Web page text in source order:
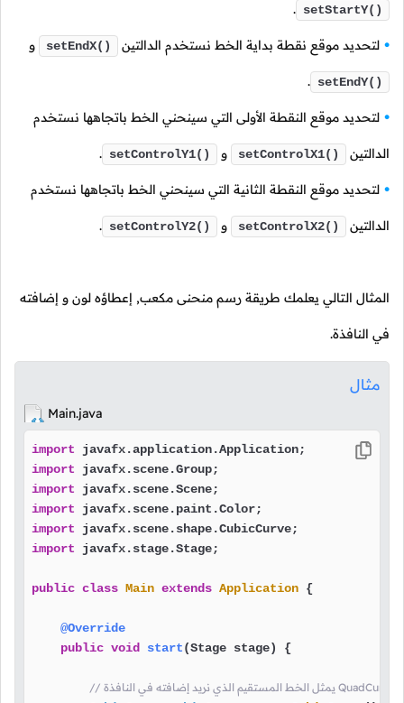
setStartY()
.
لتحديد موقع نقطة بداية الخط نستخدم الدالتين setEndX() و
setEndY()
.
لتحديد موقع النقطة الأولى التي سينحني الخط باتجاهها نستخدم
الدالتين setControlX1() و setControlY1()
.
لتحديد موقع النقطة الثانية التي سينحني الخط باتجاهها نستخدم
الدالتين setControlX2() و setControlY2()
.
المثال التالي يعلمك طريقة رسم منحنى مكعب, إعطاؤه لون و إضافته
في النافذة.
مثال
Main.java
import
import
import
import
import
import javafx.stage.Stage;
public class Main extends Application {
@Override
public void start(Stage stage) {